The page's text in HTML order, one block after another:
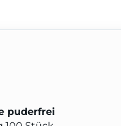
puderfrei